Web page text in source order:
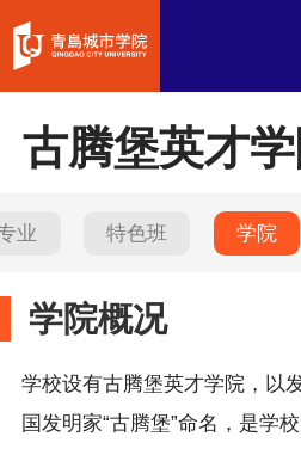
古腾堡英才
业 特色班 学院
学院概况
学校设有古腾堡英才学院，以
国发明家“古腾堡”命名，是学